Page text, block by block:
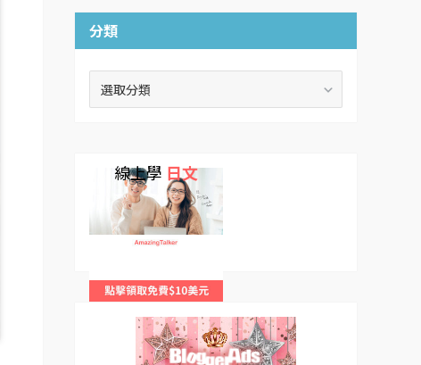
分類
線上學 日文